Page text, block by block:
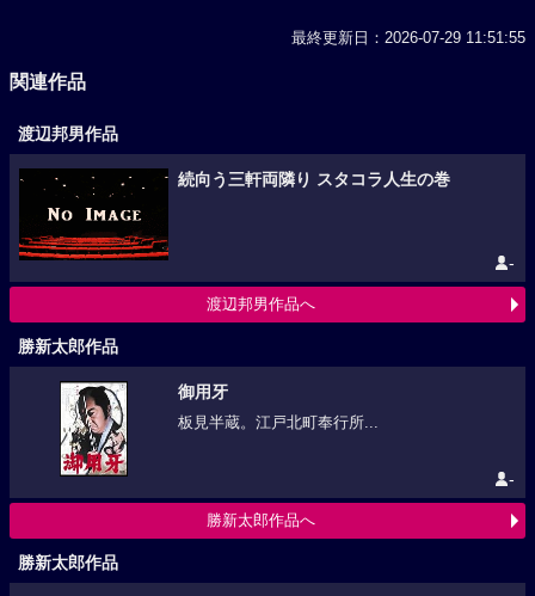
最終更新日：2026-07-29 11:51:55
関連作品
渡辺邦男作品
続向う三軒両隣り スタコラ人生の巻
-
渡辺邦男作品へ
勝新太郎作品
御用牙
板見半蔵。江戸北町奉行所...
-
勝新太郎作品へ
勝新太郎作品